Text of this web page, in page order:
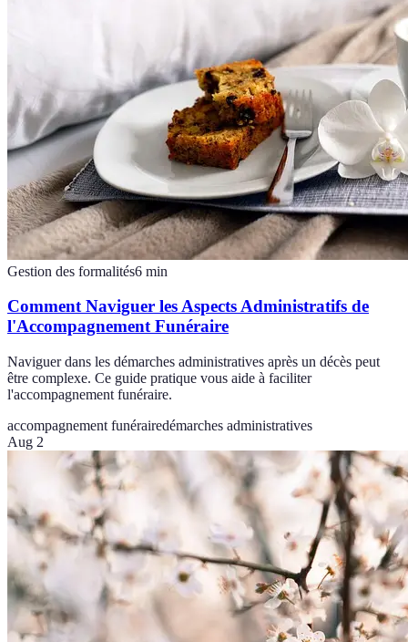
Gestion des formalités6 min
Comment Naviguer les Aspects Administratifs de
l'Accompagnement Funéraire
Naviguer dans les démarches administratives après un décès peut
être complexe. Ce guide pratique vous aide à faciliter
l'accompagnement funéraire.
accompagnement funérairedémarches administratives
Aug 2